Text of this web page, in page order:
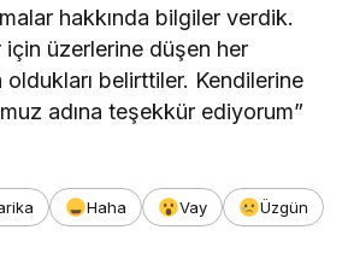
hakkında bilgiler verdik.
için üzerlerine düşen her
oldukları belirttiler. Kendilerine
adına teşekkür ediyorum”
Haha Vay
Üzgün